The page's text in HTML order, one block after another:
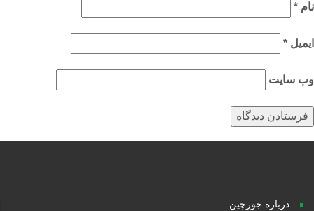
*
*
سایت
درباره جورچین